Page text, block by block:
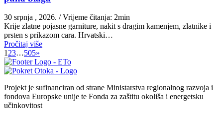
30 srpnja , 2026. / Vrijeme čitanja: 2min
Krije zlatne pojasne garniture, nakit s dragim kamenjem, zlatnike i
prsten s prikazom cara. Hrvatski…
Pročitaj više
123…505»
Projekt je sufinanciran od strane Ministarstva regionalnog razvoja i
fondova Europske unije te Fonda za zaštitu okoliša i energetsku
učinkovitost